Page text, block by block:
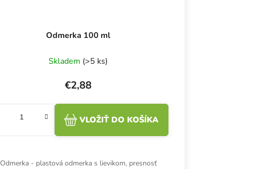
Odmerka 100 ml
Skladem (>5 ks)
€2,88
VLOŽIŤ DO KOŠÍKA
Odmerka - plastová odmerka s lievikom, presnosť